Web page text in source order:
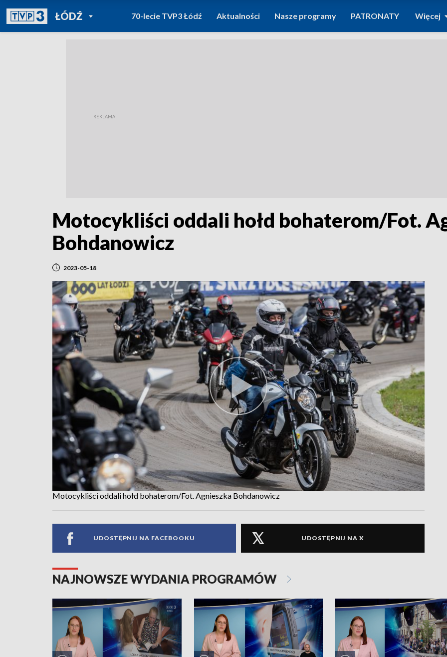
ŁÓDŹPOWRÓT DO
TVP REGIONY
70-lecie TVP3 Łódź Aktualności Nasze programy PATRONATY Więcej
Motocykliści oddali hołd bohaterom/Fot.
Bohdanowicz
2023-05-18
Motocykliści oddali hołd bohaterom/Fot. Agnieszka Bohdanowicz
UDOSTĘPNIJ NA FACEBOOKU UDOSTĘPNIJ NA X
NAJNOWSZE WYDANIA PROGRAMÓW